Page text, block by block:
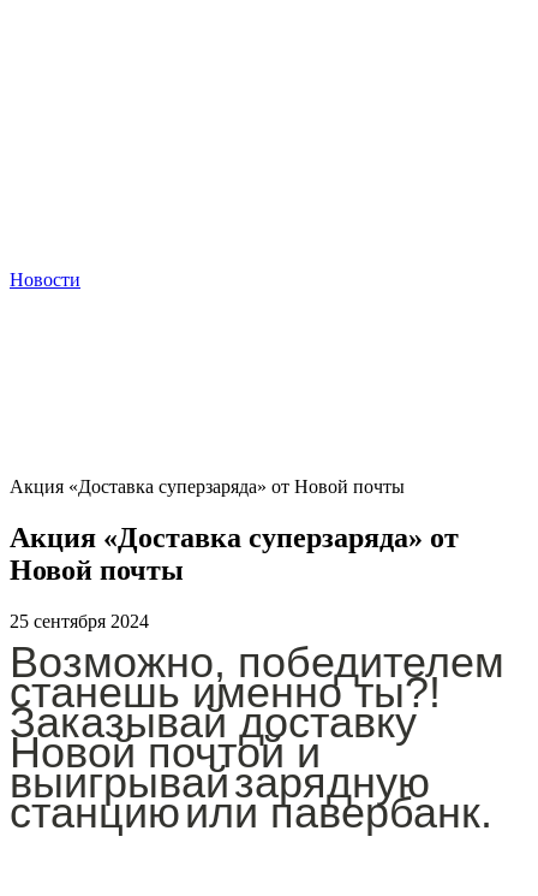
Новости
Акция «Доставка суперзаряда» от Новой почты
Акция «Доставка суперзаряда» от
Новой почты
25 сентября 2024
Возможно, победителем
станешь именно ты?!
Заказывайдоставку
Новойпочтойи
выигрывайзарядную
станциюилипавербанк.